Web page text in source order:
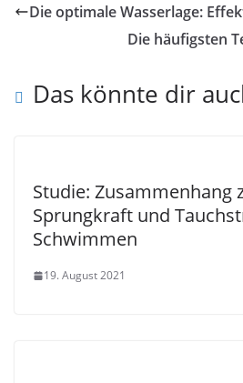
Die optimale Wasserlage:
Die häufigsten
Das könnte dir
Studie: Zusammenhang
Sprungkraft und
Schwimmen
19. August 2021